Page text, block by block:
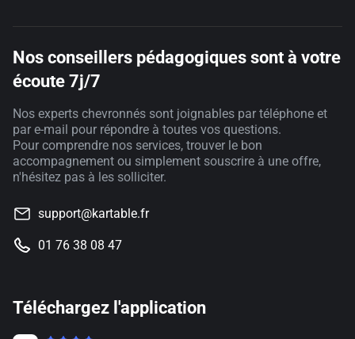
Nos conseillers pédagogiques sont à votre
écoute 7j/7
Nos experts chevronnés sont joignables par téléphone et
par e-mail pour répondre à toutes vos questions.
Pour comprendre nos services, trouver le bon
accompagnement ou simplement souscrire à une offre,
n'hésitez pas à les solliciter.
support@kartable.fr
01 76 38 08 47
Téléchargez l'application